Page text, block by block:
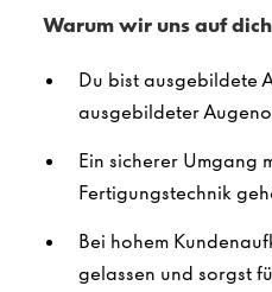
Warum wir uns auf
Du bist ausgebildete
ausgebildeter
Ein sicherer Umgang
Fertigungstechnik
Bei hohem
gelassen und sorgst